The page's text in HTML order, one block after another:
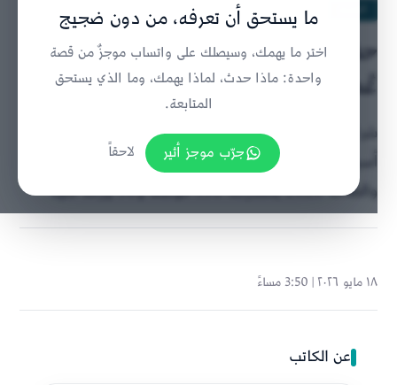
حضور فني ومعرفي لشركة تنمية نفط
عُمان في أسبوع عمان للاستدامة
شركة تنمية نفط عُمان تستضيف النسخة الموحدة من
أسبوع عُمان للاستدامة ومعرض ومؤتمر عُمان للبترول
والطاقة 2026 بمشاركة 350 موظفًا و50 ورقة فنية
١٨ مايو ٢٠٢٦ | 3:50 مساءً
عن الكاتب
ما يستحق أن تعرفه، من دون ضجيج
اختر ما يهمك، وسيصلك على واتساب موجزٌ من قصة
واحدة: ماذا حدث، لماذا يهمك، وما الذي يستحق
المتابعة.
جرّب موجز أثير
لاحقاً